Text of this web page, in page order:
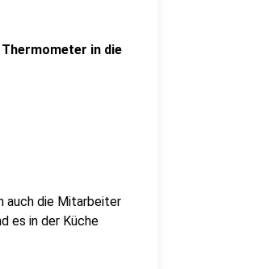
in die
auch die Mitarbeiter
es in der Küche